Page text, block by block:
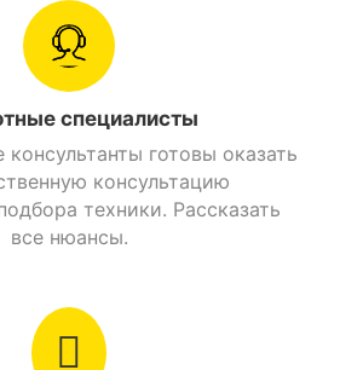
система. Передняя
амортизационной
подростков
Гарантийный
талон , зарядное
инструкция
бесключевого
доступа и
встроенная
специалисты
готовы оказать
консультацию
техники. Рассказать
все нюансы.